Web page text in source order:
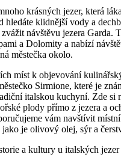
krásných jezer, která
hledáte klidnější vody a
návštěvu jezera Garda.
a Dolomity a nabízí
městečka okolo.
míst k objevování
Sirmione, které je
italskou kuchyní. Zde si
plody přímo z jezera a
vám navštívit
je olivový olej, sýr a